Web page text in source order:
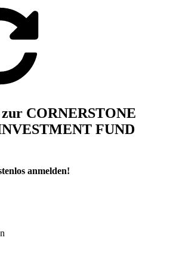
CORNERSTONE
FUND
anmelden!